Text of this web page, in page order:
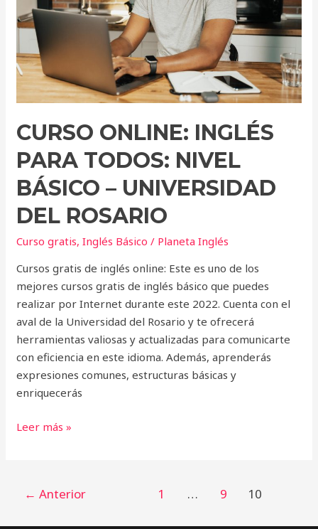
CURSO ONLINE: INGLÉS
PARA TODOS: NIVEL
BÁSICO – UNIVERSIDAD
DEL ROSARIO
Curso gratis,Inglés Básico / Planeta Inglés
Cursos gratis de inglés online: Este es uno de los
mejores cursos gratis de inglés básico que puedes
realizar por Internet durante este 2022. Cuenta con el
aval de la Universidad del Rosario y te ofrecerá
herramientas valiosas y actualizadas para comunicarte
con eficiencia en este idioma. Además, aprenderás
expresiones comunes, estructuras básicas y
enriquecerás
nivel
básico
Universidad
del
Rosario
Leer más »
← Anterior 1 … 9 10